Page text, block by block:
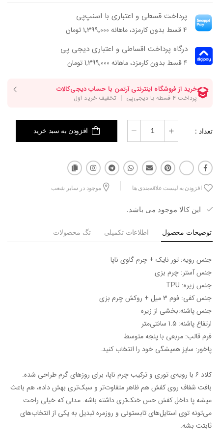
پا داخل کفش حس خنک‌تری داشته باشه. مدلی که خیلی راحت می‌تونه
توی استایل‌های تابستونی و روزمره تبدیل به یکی از انتخاب‌های ثابتت بشه.
پرداخت قسطی و اعتباری با اسنپ‌پی
۴ قسط بدون کارمزد، ماهانه ۱٬۳۹۹٬۰۰۰ تومان
درگاه پرداخت اقساطی و اعتباری دیجی پی
۴ قسط بدون کارمزد، ماهانه 1,399,000 تومان
تعداد : افزودن به سبد خرید
افزودن به لیست علاقه‌مندی ها موجود در سایر شعب
این کالا موجود می باشد.
توضیحات محصول اطلاعات تکمیلی تگ محصولات
جنس رویه: تور نایک + چرم گاوی ناپا
جنس آستر: چرم بزی
جنس زیره: TPU
جنس کفی: فوم 3 میل + روکش چرم بزی
جنس پاشنه:بخشی از زیره
ارتفاع پاشنه: 1.5 سانتی‌متر
فرم قالب: مربعی با پنجه متوسط
پاخور: سایز همیشگی خود را انتخاب کنید.
کلاد ۶ با رویه‌ی توری و ترکیب چرم ناپا، برای روزهای گرم طراحی شده.
بافت شفاف روی کفش هم ظاهر متفاوت‌تر و سبک‌تری بهش داده، هم باعث
میشه پا داخل کفش حس خنک‌تری داشته باشه. مدلی که خیلی راحت
می‌تونه توی استایل‌های تابستونی و روزمره تبدیل به یکی از انتخاب‌های
ثابتت بشه.